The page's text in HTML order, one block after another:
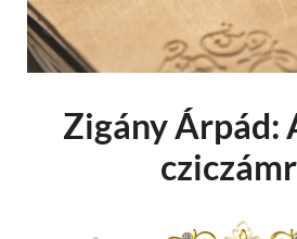
Zigány Árpád: